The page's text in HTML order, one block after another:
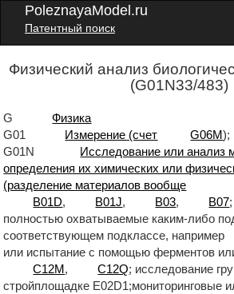
PoleznayaModel.ru
Патентный поиск
Физический анализ
(G01N33/483)
G Физика
G01
Измерение (счет G06M);
G01N
Исследование или анализ
определения их химических или
(разделение материалов вообще
B01D, B01J, B03, B07
полностью охватываемые каким-либо
соответствующем подклассе, например
или испытание с помощью ферментов
C12M, C12Q; исследование
стройплощадке E02D1;мониторинговые